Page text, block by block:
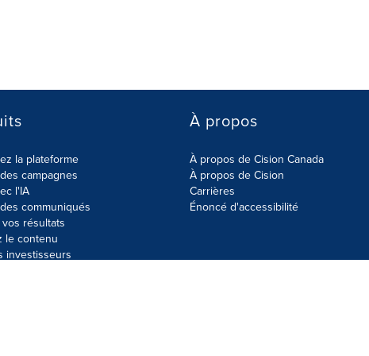
la plateforme
campagnes
l'IA
communiqués
résultats
le contenu
investisseurs
À propos
À propos de Cision Canada
À propos de Cision
Carrières
Énoncé d'accessibilité